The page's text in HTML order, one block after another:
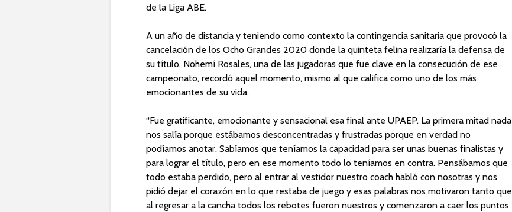
de la Liga ABE.
A un año de distancia y teniendo como contexto la contingencia sanitaria que provocó la
cancelación de los Ocho Grandes 2020 donde la quinteta felina realizaría la defensa de
su título, Nohemí Rosales, una de las jugadoras que fue clave en la consecución de ese
campeonato, recordó aquel momento, mismo al que califica como uno de los más
emocionantes de su vida.
“Fue gratificante, emocionante y sensacional esa final ante UPAEP. La primera mitad nada
nos salía porque estábamos desconcentradas y frustradas porque en verdad no
podíamos anotar. Sabíamos que teníamos la capacidad para ser unas buenas finalistas y
para lograr el título, pero en ese momento todo lo teníamos en contra. Pensábamos que
todo estaba perdido, pero al entrar al vestidor nuestro coach habló con nosotras y nos
pidió dejar el corazón en lo que restaba de juego y esas palabras nos motivaron tanto que
al regresar a la cancha todos los rebotes fueron nuestros y comenzaron a caer los puntos